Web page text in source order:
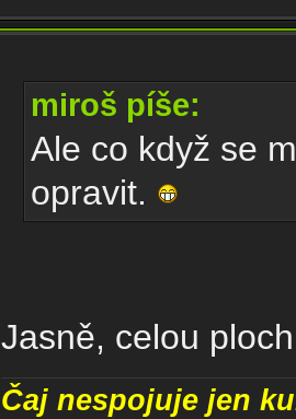
miroš píše:
Ale co když se
opravit.
Jasně, celou
Čaj nespojuje jen